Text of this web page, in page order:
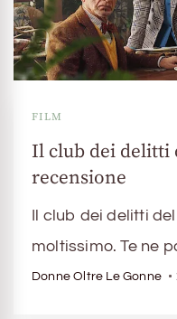
FILM
Il club dei delitti
recensione
Il club dei delitti
moltissimo. Te ne
Donne Oltre Le Gonne